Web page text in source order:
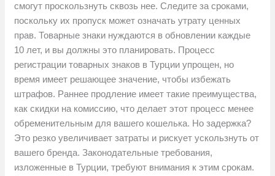
смогут проскользнуть сквозь нее. Следите за сроками,
поскольку их пропуск может означать утрату ценных
прав. Товарные знаки нуждаются в обновлении каждые
10 лет, и вы должны это планировать. Процесс
регистрации товарных знаков в Турции упрощен, но
время имеет решающее значение, чтобы избежать
штрафов. Раннее продление имеет такие преимущества,
как скидки на комиссию, что делает этот процесс менее
обременительным для вашего кошелька. Но задержка?
Это резко увеличивает затраты и рискует ускользнуть от
вашего бренда. Законодательные требования,
изложенные в Турции, требуют внимания к этим срокам.